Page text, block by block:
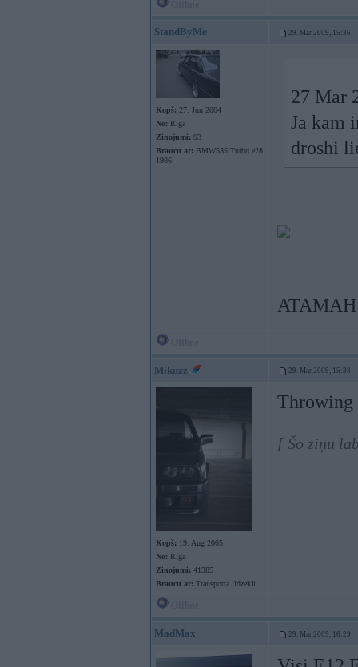
StandByMe 29. Mar 2009, 15:36
Kopš: 27. Jun 2004
No: Rīga
Ziņojumi: 93
Braucu ar: BMW535iTurbo e28
1986
27 Mar
Ja kam
droshi
Mikuzz 29. Mar 2009, 15:38
Kopš: 19. Aug 2005
No: Rīga
Ziņojumi: 41385
Braucu ar: Transporta līdzekli
Throwing
[ Šo ziņu
MadMax 29. Mar 2009, 16:29